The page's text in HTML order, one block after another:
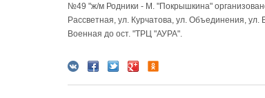
№49 "ж/м Родники - М. "Покрышкина"
Рассветная, ул. Курчатова, ул. Объединения,
Военная до ост. "ТРЦ "АУРА".